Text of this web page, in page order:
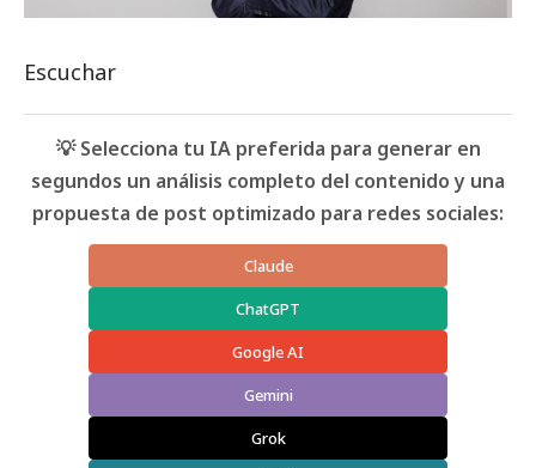
Escuchar
💡 Selecciona tu IA preferida para generar en
segundos un análisis completo del contenido y una
propuesta de post optimizado para redes sociales:
Claude
ChatGPT
Google AI
Gemini
Grok